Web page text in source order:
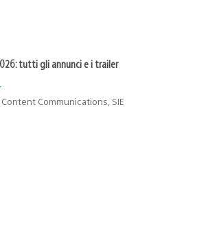
tutti gli annunci e i trailer
Communications, SIE